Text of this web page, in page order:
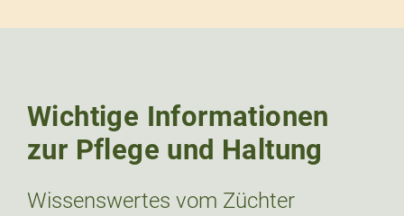
Wichtige Informationen
zur Pflege und Haltung
Wissenswertes vom Züchter